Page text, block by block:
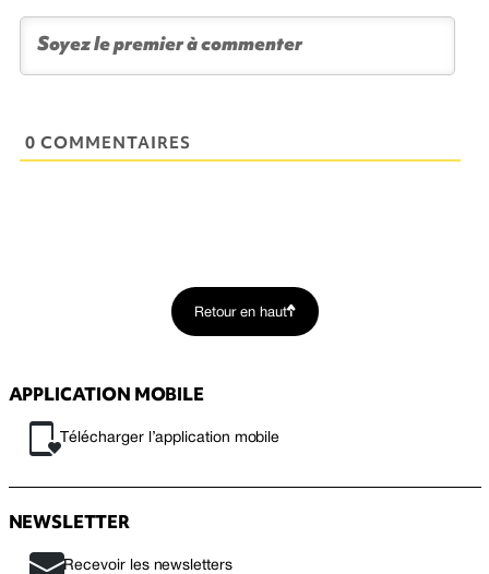
0 COMMENTAIRES
Retour en haut
APPLICATION MOBILE
Télécharger l’application mobile
NEWSLETTER
Recevoir les newsletters